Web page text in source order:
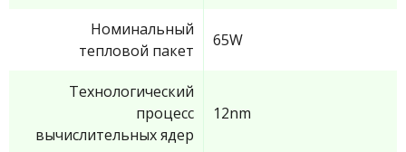
Номинальный
тепловой пакет
65W
Технологический
процесс
вычислительных ядер
12nm